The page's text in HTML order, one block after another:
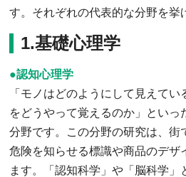
す。それぞれの代表的な分野を挙
1.基礎心理学
●認知心理学
「モノはどのようにして見えて
をどうやって覚えるのか」といっ
分野です。この分野の研究は、街
危険を知らせる標識や商品のデザ
ます。「認知科学」や「脳科学」